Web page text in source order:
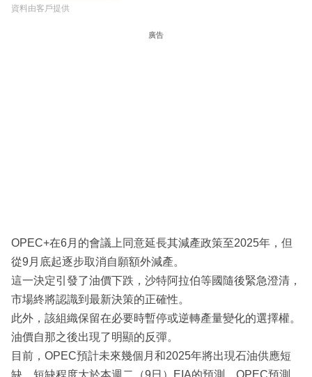
資料由客戶提供
廣告
OPEC+在6月的會議上同意延長其減產政策至2025年，但
從9月底起逐步取消自願額外減產。
這一決定引發了油價下跌，沙特阿拉伯等國隨後緊急澄清，
市場終將認識到最新決策的正確性。
此外，該組織保留在必要時暫停或逆轉產量變化的選擇權。
油價自那之後出現了明顯的反彈。
目前，OPEC預計未來幾個月和2025年將出現石油供應短
缺，短缺程度大於本週二（9日）EIA的預測。OPEC預測